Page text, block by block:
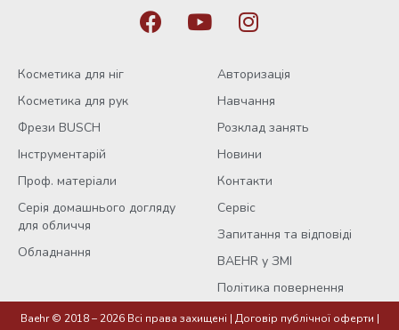
Косметика для ніг
Косметика для рук
Фрези BUSCH
Інструментарій
Проф. матеріали
Серія домашнього догляду
для обличчя
Обладнання
Авторизація
Навчання
Розклад занять
Новини
Контакти
Сервіс
Запитання та відповіді
BAEHR у ЗМІ
Політика повернення
Baehr © 2018 – 2026 Всі права захищені | Договір публічної оферти |